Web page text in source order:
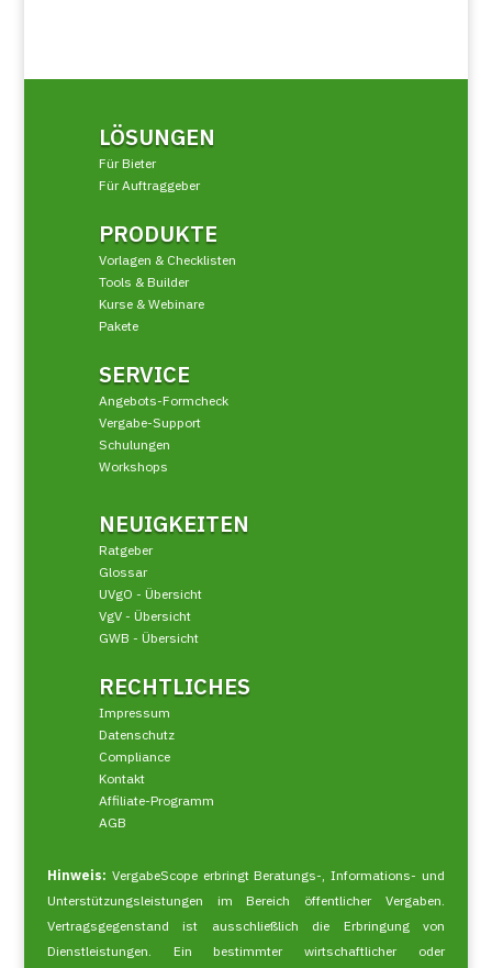
LÖSUNGEN
Für Bieter
Für Auftraggeber
PRODUKTE
Vorlagen & Checklisten
Tools & Builder
Kurse & Webinare
Pakete
SERVICE
Angebots-Formcheck
Vergabe-Support
Schulungen
Workshops
NEUIGKEITEN
Ratgeber
Glossar
UVgO - Übersicht
VgV - Übersicht
GWB - Übersicht
RECHTLICHES
Impressum
Datenschutz
Compliance
Kontakt
Affiliate-Programm
AGB
Hinweis: VergabeScope erbringt Beratungs-, Informations- und
Unterstützungsleistungen im Bereich öffentlicher Vergaben.
Vertragsgegenstand ist ausschließlich die Erbringung von
Dienstleistungen. Ein bestimmter wirtschaftlicher oder